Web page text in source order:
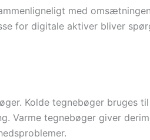
med
for digitale aktiver bliver
Kolde tegnebøger bruges
Varme tegnebøger giver